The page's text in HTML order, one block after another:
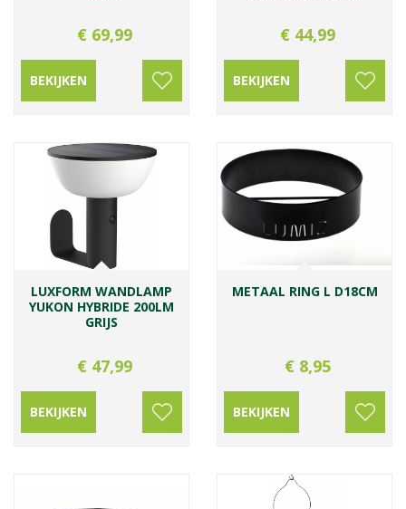
€ 69,99
BEKIJKEN
€ 44,99
BEKIJKEN
LUXFORM WANDLAMP
YUKON HYBRIDE 200LM
GRIJS
€ 47,99
BEKIJKEN
METAAL RING L D18CM
€ 8,95
BEKIJKEN